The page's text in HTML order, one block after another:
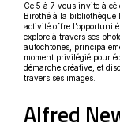
Ce 5 à 7 vous invite à
Birothé à la
activité offre
explore à travers ses
autochtones,
moment privilégié pour
démarche créative, et
travers ses images.
Alfred